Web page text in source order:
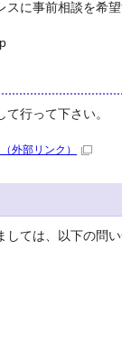
に事前相談を希望
行って下さい。
（外部リンク）
ては、以下の問